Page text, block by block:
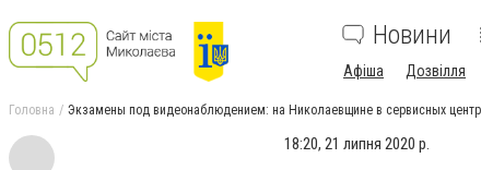
Новини
Афіша Дозвілля
Головна Экзамены под видеонаблюдением: на Николаевщине в сервисных
18:20, 21 липня 2020 р.